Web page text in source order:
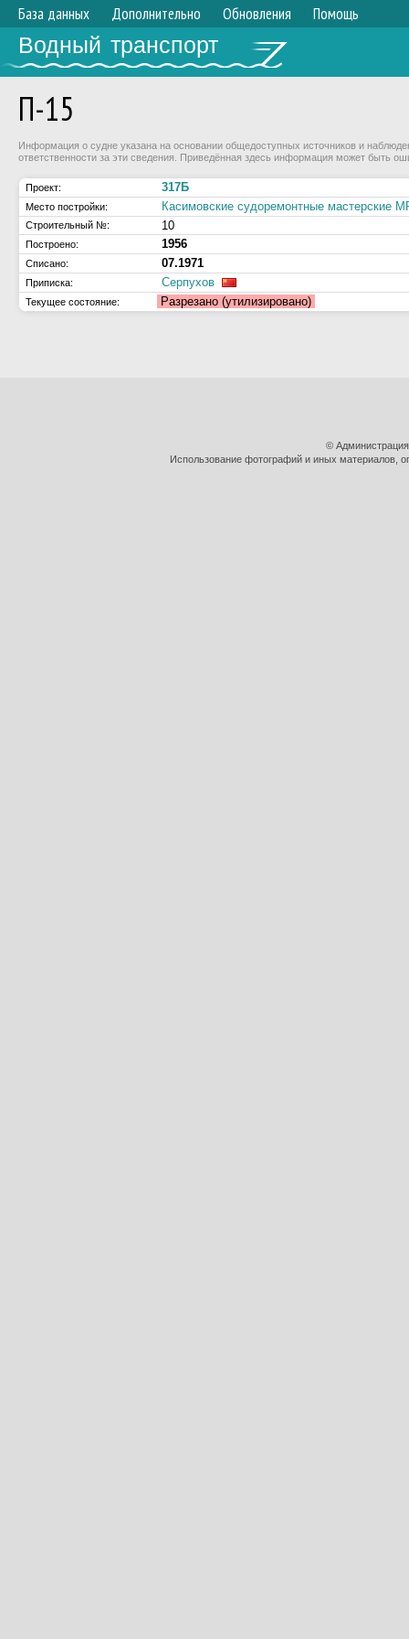
База данных Дополнительно Обновления Помощь
Водный транспорт
П-15
Информация о судне указана на основании общедоступных источников и
ответственности за эти сведения. Приведённая здесь информация может быть
Проект: 317Б
Место постройки: Касимовские судоремонтные
Строительный №: 10
Построено: 1956
Списано: 07.1971
Приписка: Серпухов
Текущее состояние: Разрезано (утилизировано)
©
Использование фотографий и иных материалов,